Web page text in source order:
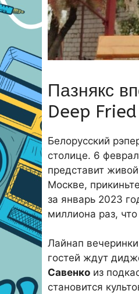
Пазнякс
Deep
Белорусский
столице. 6
представит
Москве,
за январь 2023
миллиона раз,
Лайнап
гостей ждут
Савенко из
становится